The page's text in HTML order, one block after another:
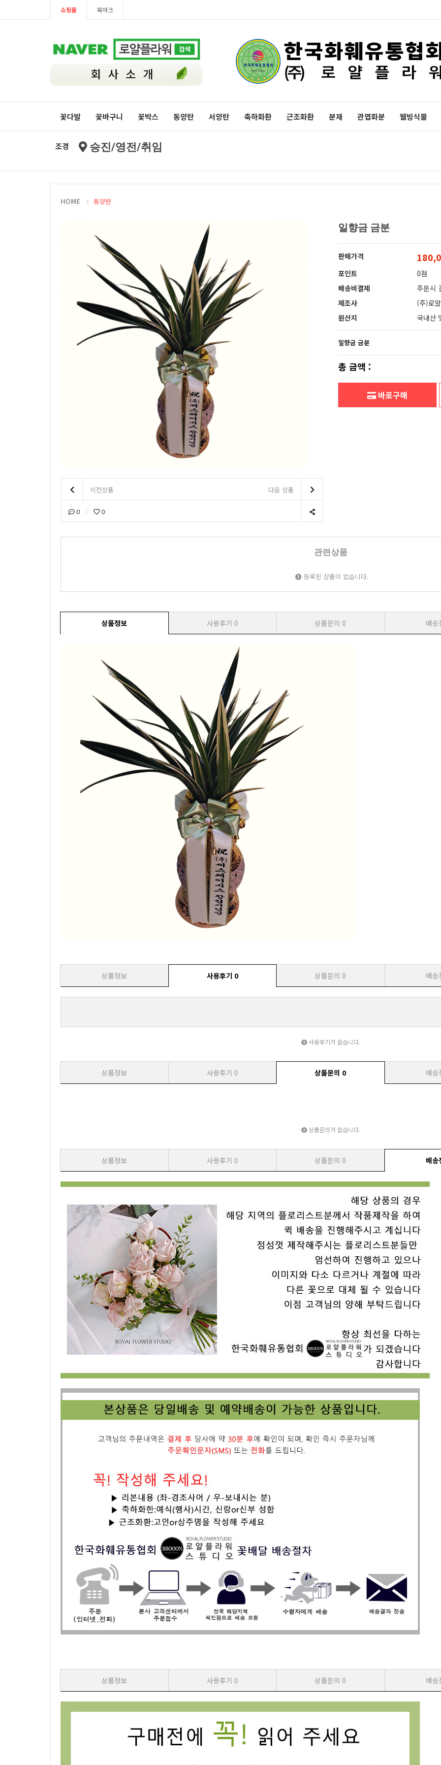
쇼핑몰 북마크
꽃다발 꽃바구니 꽃박스 동양란 서양란 축하화환 근조화환 분재 관엽화분 웰빙식물
조경 승진/영전/취임
HOME 동양란
이전상품 다음 상품
0 0
일향금 금분
판매가격
포인트
0점
배송비결제
주문시
제조사
(주)로
원산지
국내산
일향금 금분
총 금액 :
바로구매
관련상품
등록된 상품이 없습니다.
상품정보 사용후기 0 상품문의 0 배송
상품정보 사용후기 0 상품문의 0 배송
사용후기가 없습니다.
상품정보 사용후기 0 상품문의 0 배송
상품문의가 없습니다.
상품정보 사용후기 0 상품문의 0 배송
상품정보 사용후기 0 상품문의 0 배송